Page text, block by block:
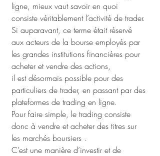
ligne, mieux vaut savoir en quoi
consiste véritablement l’activité de trader.
Si auparavant, ce terme était réservé
aux acteurs de la bourse employés par
les grandes institutions financières pour
acheter et vendre des actions,
il est désormais possible pour des
particuliers de trader, en passant par des
plateformes de trading en ligne.
Pour faire simple, le trading consiste
donc à vendre et acheter des titres sur
les marchés boursiers .
C’est une manière d’investir et de